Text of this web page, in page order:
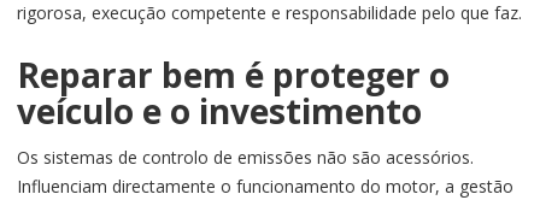
rigorosa, execução competente e responsabilidade pelo que faz.
Reparar bem é proteger o
veículo e o investimento
Os sistemas de controlo de emissões não são acessórios.
Influenciam directamente o funcionamento do motor, a gestão